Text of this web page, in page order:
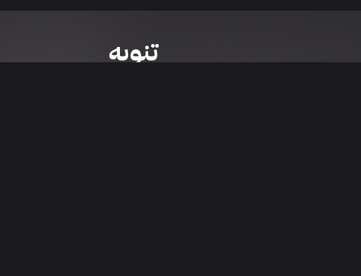
تنويه